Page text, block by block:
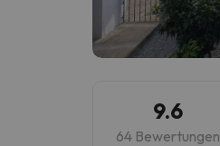
9.6
64 Bewertungen